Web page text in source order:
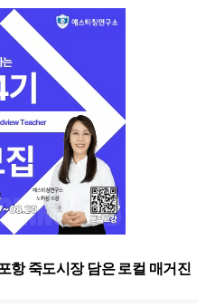
왕의 기도’로 나라·한국교회·다
항 죽도시장 담은 로컬 매거진